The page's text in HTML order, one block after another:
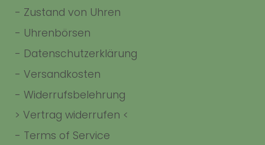
- Zustand von Uhren
- Uhrenbörsen
- Datenschutzerklärung
- Versandkosten
- Widerrufsbelehrung
> Vertrag widerrufen <
- Terms of Service